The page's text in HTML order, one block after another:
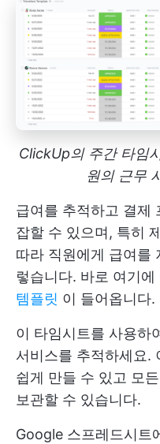
ClickUp의 주간 타임
원의 근무
급여를 추적하고 결제
잡할 수 있으며, 특히
따라 직원에게 급여를
렇습니다. 바로 여기에
템플릿 이 들어옵니다.
이 타임시트를 사용하
서비스를 추적하세요.
쉽게 만들 수 있고 모
보관할 수 있습니다.
Google 스프레드시트